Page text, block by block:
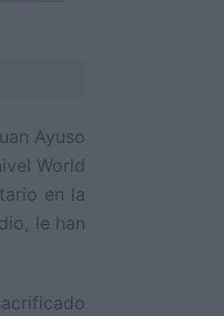
Ayuso
World
en la
le han